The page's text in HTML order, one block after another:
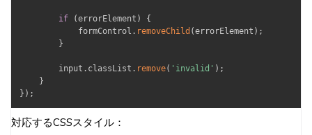
if (errorElement )
{
            formControl
. removeChild (errorElement ) ;
}
        input
. classList . remove( 'invalid' ) ;
}
} ) ;
対応するCSSスタイル：